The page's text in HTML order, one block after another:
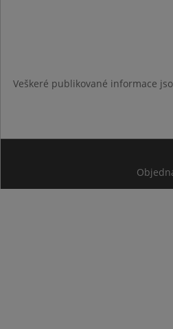
Veškeré publikované informace